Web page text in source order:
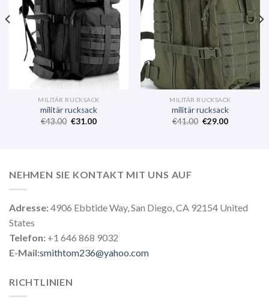
MILITÄR RUCKSACK
militär rucksack
€43.00 €31.00
MILITÄR RUCKSACK
militär rucksack
€41.00 €29.00
NEHMEN SIE KONTAKT MIT UNS AUF
Adresse:4906 Ebbtide Way, San Diego, CA 92154 United
States
Telefon: +1 646 868 9032
E-Mail:smithtom236@yahoo.com
RICHTLINIEN